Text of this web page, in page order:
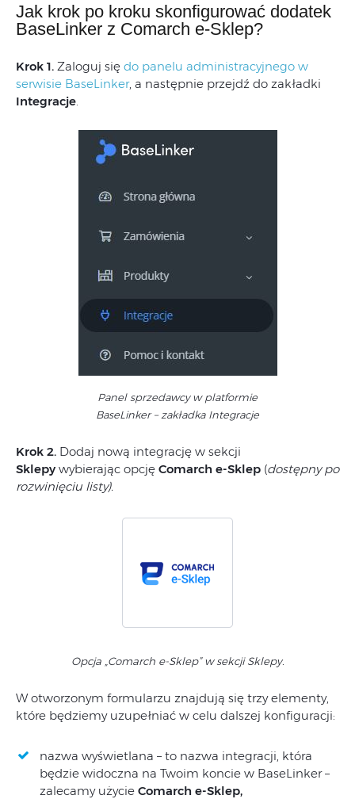
Jak krok po kroku skonfigurować dodatek
BaseLinker z Comarch e-Sklep?
Krok 1. Zaloguj się do panelu administracyjnego w
serwisie BaseLinker, a następnie przejdź do zakładki
Integracje
Panel sprzedawcy w platformie
BaseLinker – zakładka Integracje
Krok 2. Dodaj nową integrację w sekcji
Sklepy wybierając opcję Comarch e-Sklep (dostępny po
rozwinięciu listy).
Opcja „Comarch e-Sklep”w sekcji Sklepy.
W otworzonym formularzu znajdują się trzy elementy,
które będziemy uzupełniać w celu dalszej konfiguracji:
nazwa wyświetlana – to nazwa integracji, która
będzie widoczna na Twoim koncie w BaseLinker –
zalecamy użycie Comarch e-Sklep,